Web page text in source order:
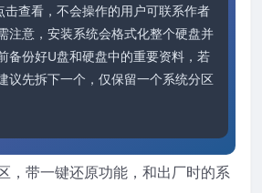
击查看，不会操作的用户可联系作者
注意，安装系统会格式化整个硬盘并
备份好U盘和硬盘中的重要资料，若
议先拆下一个，仅保留一个系统分区
，带一键还原功能，和出厂时的系